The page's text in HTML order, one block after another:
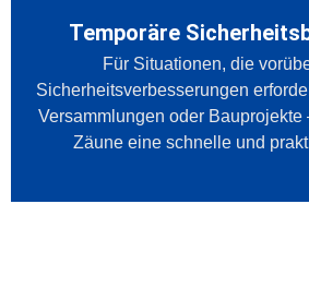
Temporäre
Für Situationen, die
Sicherheitsverbesserungen
Versammlungen oder Bauprojekte
Zäune eine schnelle und